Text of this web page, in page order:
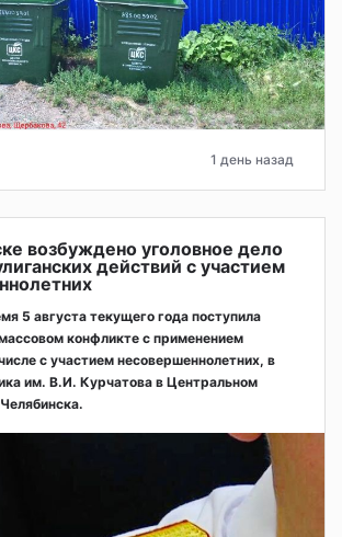
1 день назад
возбуждено уголовное дело
действий с участием
5 августа текущего года поступила
конфликте с применением
с участием несовершеннолетних, в
им. В.И. Курчатова в Центральном